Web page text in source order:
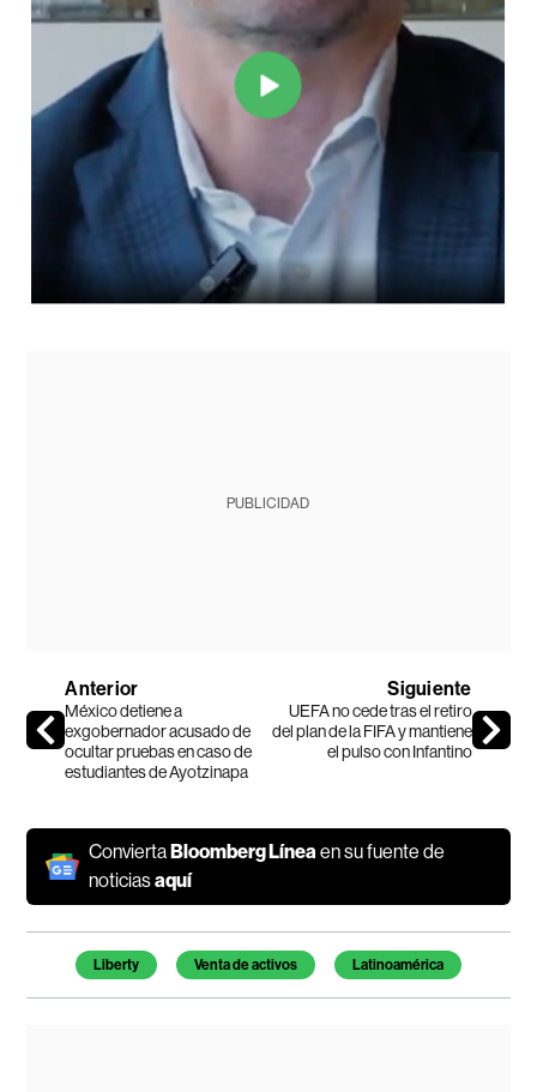
PUBLICIDAD
Anterior
México detiene a
exgobernador acusado de
ocultar pruebas en caso de
estudiantes de Ayotzinapa
Siguiente
UEFA no cede tras el retiro
del plan de la FIFA y mantiene
el pulso con Infantino
ConviertaBloomberg Líneaen su fuente de
noticiasaquí
Temas de este artículo
Liberty Venta de activos Latinoamérica